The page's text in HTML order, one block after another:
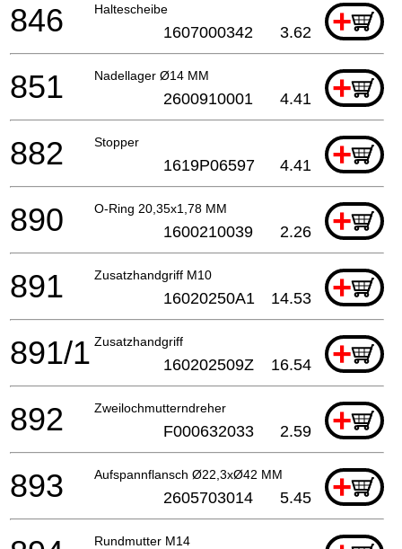
Haltescheibe +
846 1607000342 3.62
Nadellager Ø14 MM +
851 2600910001 4.41
Stopper +
882 1619P06597 4.41
O-Ring 20,35x1,78 MM +
890 1600210039 2.26
Zusatzhandgriff M10 +
891 16020250A1 14.53
Zusatzhandgriff +
891/1 160202509Z 16.54
Zweilochmutterndreher +
892 F000632033 2.59
Aufspannflansch Ø22,3xØ42 MM +
893 2605703014 5.45
Rundmutter M14